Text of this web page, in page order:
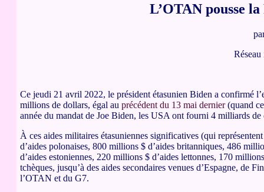
L’OTAN pousse
Ce jeudi 21 avril 2022, le président étasunien Biden a confirmé
millions de dollars, égal au précédent du 13 mai dernier(quand
année du mandat de Joe Biden, les USA ont fourni 4 milliards
À ces aides militaires étasuniennes significatives (qui
d’aides polonaises, 800 millions $ d’aides britanniques, 486
d’aides estoniennes, 220 millions $ d’aides lettonnes, 170
tchèques, jusqu’à des aides secondaires venues d’Espagne,
l’OTAN et du G7.